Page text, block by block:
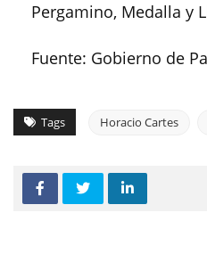
Pergamino, Medalla y
Fuente: Gobierno de
Tags Horacio Cartes